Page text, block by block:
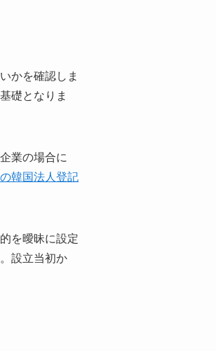
かを確認しま
礎となりま
業の場合に
韓国法人登記
を曖昧に設定
設立当初か